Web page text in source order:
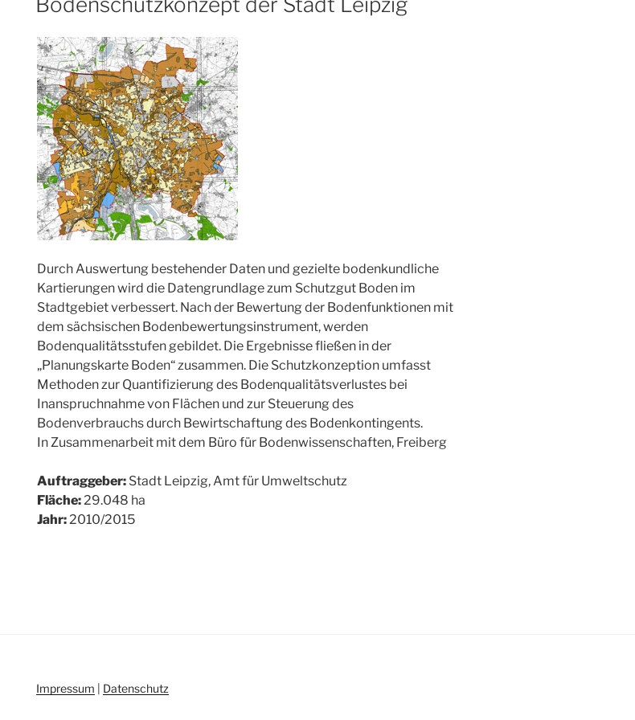
AM
Durch Auswertung bestehender Daten und gezielte bodenkundliche
Kartierungen wird die Datengrundlage zum Schutzgut Boden im
Stadtgebiet verbessert. Nach der Bewertung der Bodenfunktionen mit
dem sächsischen Bodenbewertungsinstrument, werden
Bodenqualitätsstufen gebildet. Die Ergebnisse fließen in der
„Planungskarte Boden“ zusammen. Die Schutzkonzeption umfasst
Methoden zur Quantifizierung des Bodenqualitätsverlustes bei
Inanspruchnahme von Flächen und zur Steuerung des
Bodenverbrauchs durch Bewirtschaftung des Bodenkontingents.
In Zusammenarbeit mit dem Büro für Bodenwissenschaften, Freiberg
Auftraggeber:Stadt Leipzig, Amt für Umweltschutz
Fläche:29.048 ha
Jahr:2010/2015
Impressum Datenschutz